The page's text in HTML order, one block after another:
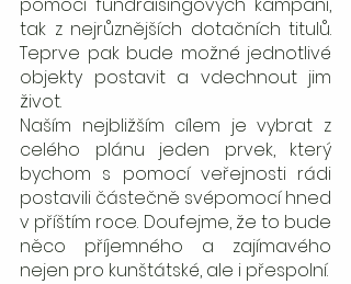
tak z nejrůznějších dotačních titulů.
Teprve pak bude možné jednotlivé
objekty postavit a vdechnout jim
život.
Naším nejbližším cílem je vybrat z
celého plánu jeden prvek, který
bychom s pomocí veřejnosti rádi
postavili částečně svépomocí hned
v příštím roce. Doufejme, že to bude
něco příjemného a zajímavého
nejen pro kunštátské, ale i přespolní.